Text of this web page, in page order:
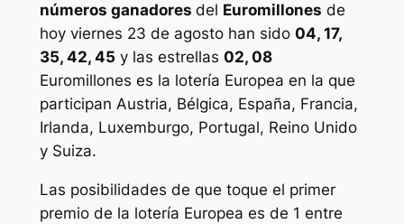
números ganadores del Euromillones de
hoy viernes 23 de agosto han sido 04, 17,
35, 42, 45 y las estrellas 02, 08
Euromillones es la lotería Europea en la que
participan Austria, Bélgica, España, Francia,
Irlanda, Luxemburgo, Portugal, Reino Unido
y Suiza.
Las posibilidades de que toque el primer
premio de la lotería Europea es de 1 entre